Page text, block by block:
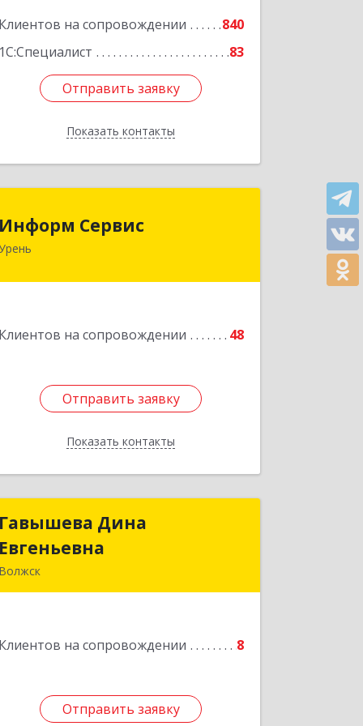
Клиентов на сопровождении
840
1С:Специалист
83
Отправить заявку
Показать контакты
Отправить заявку
Назад
Информ Сервис
Клиентов на сопровождении 48
Отправить заявку
Показать контакты
606800, Нижегородская обл, Уренский
Отправить заявку
Назад
Гавышева Дина
Евгеньевна
Волжск
Клиентов на сопровождении 8
Отправить заявку
Гавышева Дина
Отправить заявку